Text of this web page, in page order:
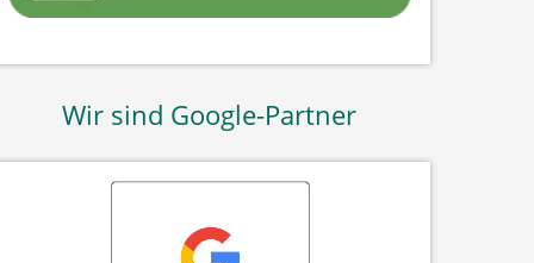
Wir sind Google-Partner